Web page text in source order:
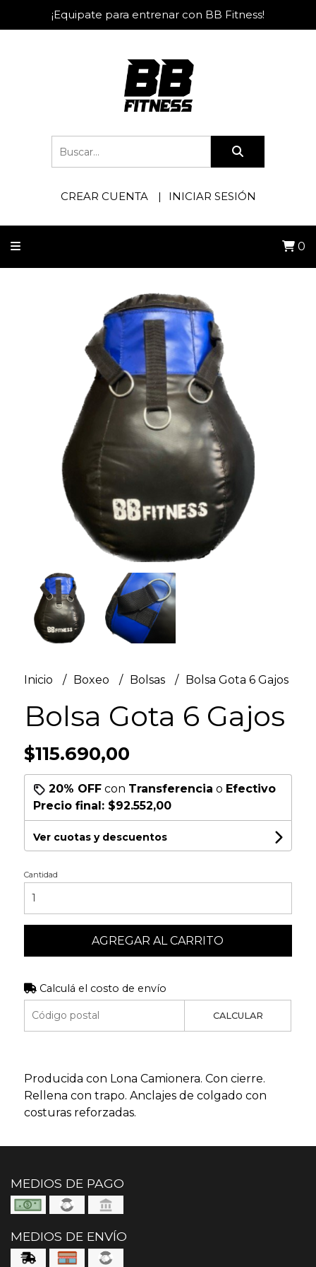
¡Equipate para entrenar con BB Fitness!
CREAR CUENTA INICIAR SESIÓN
0
Inicio Boxeo Bolsas Bolsa Gota 6 Gajos
Bolsa Gota 6 Gajos
$115.690,00
20% OFFcon Transferencia o Efectivo
Precio final: $92.552,00
Ver cuotas y descuentos
Cantidad
AGREGAR AL CARRITO
Calculá el costo de envío
CALCULAR
Producida con Lona Camionera. Con cierre.
Rellena con trapo. Anclajes de colgado con
costuras reforzadas.
MEDIOS DE PAGO
MEDIOS DE ENVÍO